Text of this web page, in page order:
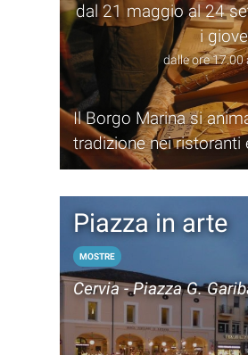
dal 21 maggio al 24
i
dalle ore 17.00
Il Borgo Marina si
tradizione nei ristoranti
artigianato e prodotti
Piazza in arte
MOSTRE
Cervia - Piazza G.